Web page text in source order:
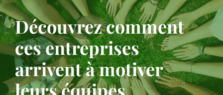
Découvrez comment
ces entreprises
arrivent à motiver
leurs équipes